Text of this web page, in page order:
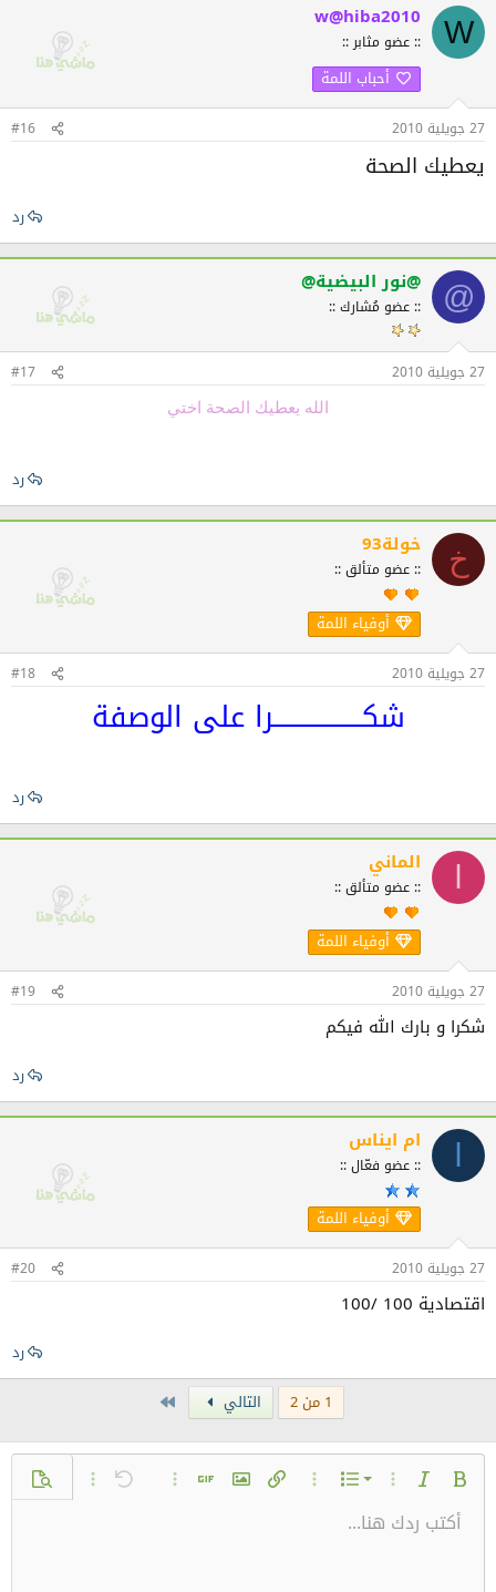
W
w@hiba2010
:: عضو مثابر ::
أحباب اللمة
27 جويلية 2010 #16
يعطيك الصحة
رد
@ @نور البيضية@
:: عضو مُشارك ::
27 جويلية 2010 #17
الله يعطيك الصحة اختي
رد
خ خولة93
:: عضو متألق ::
أوفياء اللمة
27 جويلية 2010 #18
شكــــــــــــــــــــرا على الوصفة
رد
الماني
:: عضو متألق ::
أوفياء اللمة
27 جويلية 2010 #19
شكرا و بارك الله فيكم
رد
ام ايناس
:: عضو فعّال ::
أوفياء اللمة
27 جويلية 2010 #20
اقتصادية 100 /100
رد
1 من 2
التالي
عريض مائل خيارات إضافية...
القائمةقائمة بتعداد رقمي
خيارات إضافية...
إضافة رابطإضافة صورةإضافة صورة متحركة GIF
خيارات إضافية...
تراجع خياراتمعاينة
حجم الخط9
لون الخطنوع الخطمحاذاة النصمحاذاة لليسار
تنسيق الفقرة
عادي الإبتسامات
إقتباسالوسائطإضافة جدول إعادةتبديل محرر النص
إلغاء تنسيق النص
المسوداتأكتب ردك هنا...